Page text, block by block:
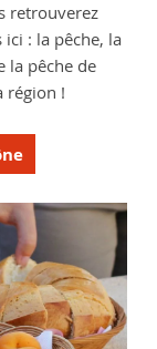
retrouverez
: la pêche, la
la pêche de
région !